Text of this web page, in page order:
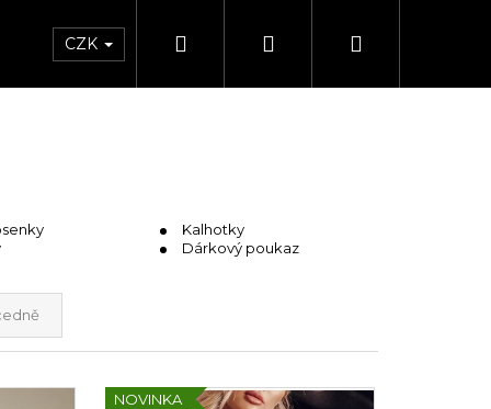
CZK Hledat PřihlášeníNákupní
Kalhotky
Dárkový poukaz
NOVINKA